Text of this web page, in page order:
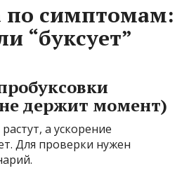
по симптомам:
“буксует”
держит момент)
а ускорение
Для проверки нужен